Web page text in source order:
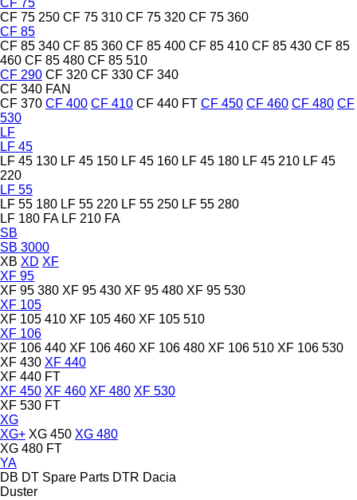
CF 75 250 CF 75 310 CF 75 320 CF 75 360
CF 85
CF 85 340 CF 85 360 CF 85 400 CF 85 410 CF 85 430 CF 85
460 CF 85 480 CF 85 510
CF 290 CF 320 CF 330 CF 340
CF 340 FAN
CF 370 CF 400 CF 410 CF 440 FT CF 450 CF 460 CF 480 CF
530
LF
LF 45
LF 45 130 LF 45 150 LF 45 160 LF 45 180 LF 45 210 LF 45
220
LF 55
LF 55 180 LF 55 220 LF 55 250 LF 55 280
LF 180 FA LF 210 FA
SB
SB 3000
XB XD XF
XF 95
XF 95 380 XF 95 430 XF 95 480 XF 95 530
XF 105
XF 105 410 XF 105 460 XF 105 510
XF 106
XF 106 440 XF 106 460 XF 106 480 XF 106 510 XF 106 530
XF 430 XF 440
XF 440 FT
XF 450 XF 460 XF 480 XF 530
XF 530 FT
XG
XG+ XG 450 XG 480
XG 480 FT
YA
DB DT Spare Parts DTR Dacia
Duster